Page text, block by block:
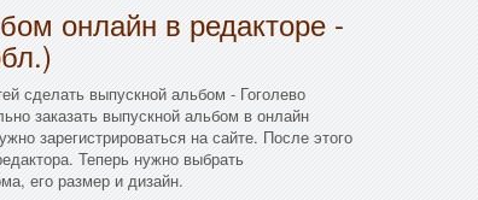
онлайн в редакторе -
сделать выпускной альбом - Гоголево
заказать выпускной альбом в онлайн
зарегистрироваться на сайте. После этого
Теперь нужно выбрать
его размер и дизайн.